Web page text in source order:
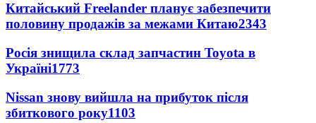
Китайський Freelander планує забезпечити
половину продажів за межами Китаю2343
Росія знищила склад запчастин Toyota в
Україні1773
Nissan знову вийшла на прибуток після
збиткового року1103